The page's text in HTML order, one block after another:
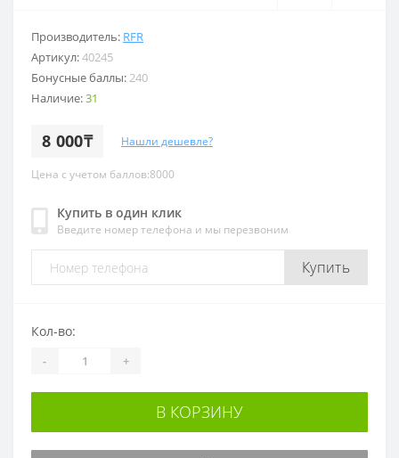
Производитель: RFR
Артикул:40245
Бонусные баллы:240
Наличие:31
8 000₸ Нашли дешевле?
Цена с учетом баллов:8000
Купить в один клик
Введите номер телефона и мы перезвоним
Купить
Кол-во:
- +
В КОРЗИНУ